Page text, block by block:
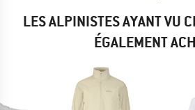
LES ALPINISTES AYANT VU
ÉGALEMENT